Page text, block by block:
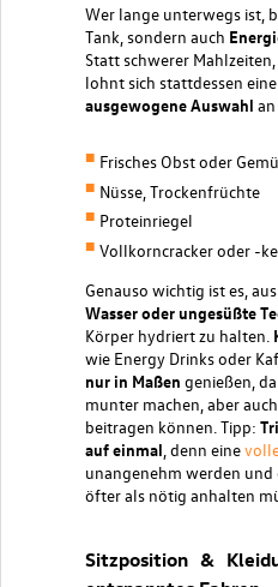
Wer lange unterwegs ist,
Tank, sondern auch
Statt schwerer
lohnt sich stattdessen eine
ausgewogene Auswahl
Frisches Obst oder
Nüsse, Trockenfrüchte
Proteinriegel
Vollkorncracker oder -
Genauso wichtig ist es,
Wasser oder ungesüßte
Körper hydriert zu halten.
wie Energy Drinks oder
nur in Maßen genießen,
munter machen, aber
beitragen können. Tipp:
auf einmal , denn eine
unangenehm werden und
öfter als nötig anhalten
Sitzposition &